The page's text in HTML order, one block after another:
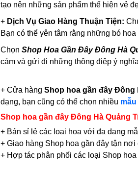
tạo nên những sản phẩm thể hiện vẻ
+ Dịch Vụ Giao Hàng Thuận Tiện:
Bạn có thể yên tâm rằng những bó
Chọn Shop Hoa Gần Đây Đông Hà
cảm và gửi đi những thông điệp ý
+ Cửa hàng Shop hoa gần đây Đông
dạng, bạn cũng có thể chọn nhiều
Shop hoa gần đây Đông Hà Quảng
+ Bán sỉ lẻ các loại hoa với đa dạng
+ Giao hàng Shop hoa gần đây tận nơi
+ Hợp tác phân phối các loại Shop